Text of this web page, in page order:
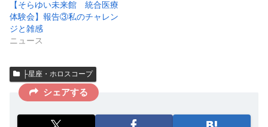
【そらゆい未来館 統合医療
体験会】報告③私のチャレン
ジと雑感
ニュース
├星座・ホロスコープ
シェアする